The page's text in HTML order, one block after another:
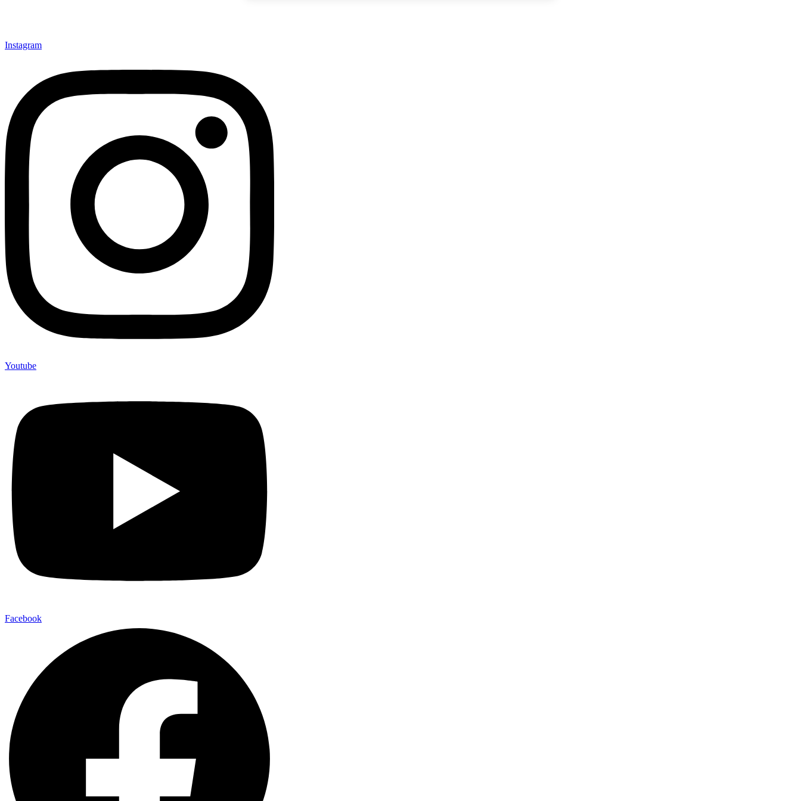
Instagram
Youtube
Facebook